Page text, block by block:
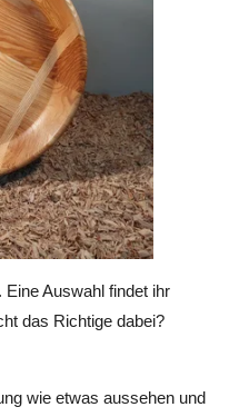
Auswahl findet ihr
das Richtige dabei?
wie etwas aussehen und